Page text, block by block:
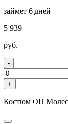
займет 6 дней
5 939
руб.
-
+
Костюм ОП